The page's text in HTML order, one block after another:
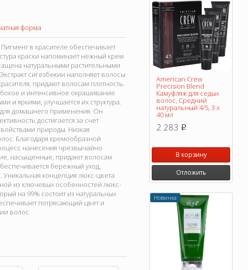
форма
в красителе обеспечивает
краски напоминает нежный крем
натуральными растительными
сигезбекии наполняет волосы
придают волосам плотность.
и интенсивное окрашивание
и яркими, улучшается их структура.
для домашнего применения. Он
достигается за счет
природы. Низкая
Благодаря кремообразной
нанесения чрезвычайно
насыщенные, придают волосам
бережный уход,
концепция люкс-цвета
из ключевых особенностей люкс-
на 99% состоит из натуральных
потрясающий цвет и
волос.
American Crew
Precision Blend
Камуфляж для седых
волос, Средний
натуральный 4/5, 3 х
40 мл
2 283 p
В корзину
Отложить
Новинка